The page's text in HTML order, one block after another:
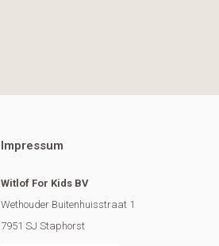
Impressum
Witlof For Kids BV
Wethouder Buitenhuisstraat 1
7951 SJ Staphorst